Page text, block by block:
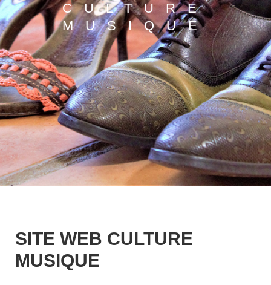
CULTURE
MUSIQUE
SITE WEB CULTURE
MUSIQUE